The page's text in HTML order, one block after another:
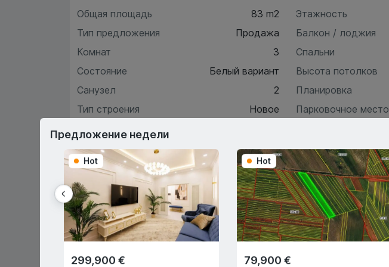
Общая площадь
83 m2
Тип предложения
Продажа
Комнат
3
Состояние
Белый вариант
Санузел
2
Тип строения
Новое
Этажность
Балкон / лоджия
Спальни
Высота потолков
Планировка
Парковочное место
Характеристики
Описание
Предложение недели
Hot
299,900 €
Hot
79,900 €